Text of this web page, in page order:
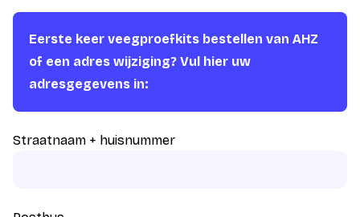
Eerste keer veegproefkits bestellen van AHZ
of een adres wijziging? Vul hier uw
adresgegevens in:
Straatnaam + huisnummer